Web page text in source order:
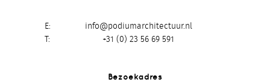
E
info@podiumarchitectuur.nl
T
+31 (0) 23 56 69 591
Bezoekadres